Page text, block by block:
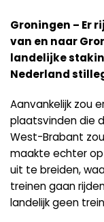
Groningen – Er
van en naar
landelijke
Nederland
Aanvankelijk zou
plaatsvinden die
West-Brabant
maakte echter
uit te breiden,
treinen gaan
landelijk geen